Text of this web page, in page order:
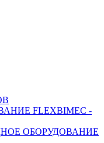
FLEXBIMEC -
ОБОРУДОВАНИЕ